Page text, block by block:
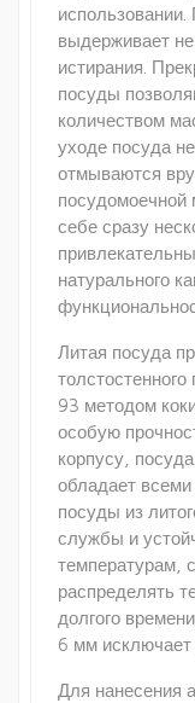
выдерживает
истирания.
посуды
количеством
уходе посуда
отмываются
посудомоечной
себе сразу
натурального
Литая посуда
93 методом
особую
корпусу,
обладает
посуды из
службы и
температурам,
распределять
долгого
6 мм
Для нанесения